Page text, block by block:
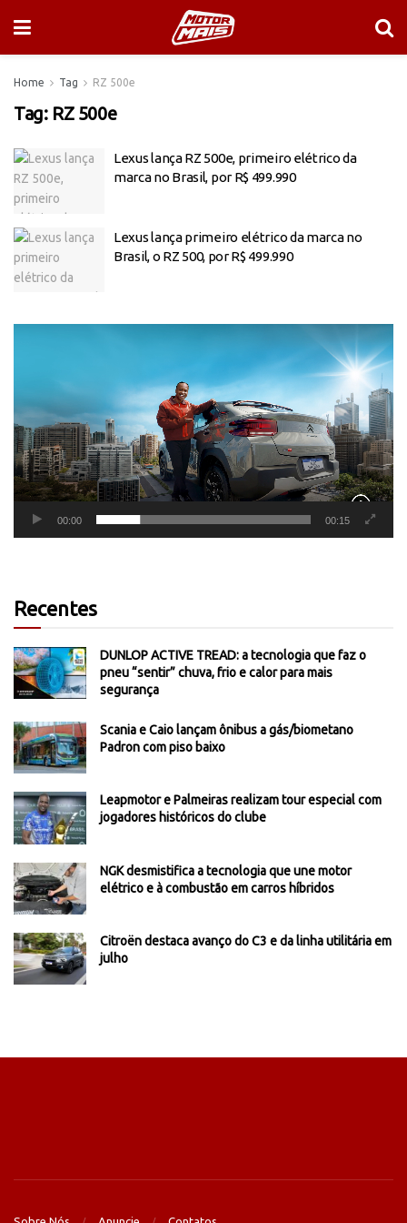
Home Tag RZ 500e
Tag: RZ 500e
Lexus lança RZ 500e, primeiro elétrico da
marca no Brasil, por R$ 499.990
Lexus lança primeiro elétrico da marca no
Brasil, o RZ 500, por R$ 499.990
00:00 00:15
Recentes
DUNLOP ACTIVE TREAD: a tecnologia que faz o
pneu “sentir” chuva, frio e calor para mais
segurança
Scania e Caio lançam ônibus a gás/biometano
Padron com piso baixo
Leapmotor e Palmeiras realizam tour especial com
jogadores históricos do clube
NGK desmistifica a tecnologia que une motor
elétrico e à combustão em carros híbridos
Citroën destaca avanço do C3 e da linha utilitária em
julho